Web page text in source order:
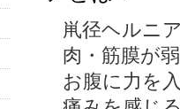
鼡径ヘルニ
肉・筋膜が
お腹に力を